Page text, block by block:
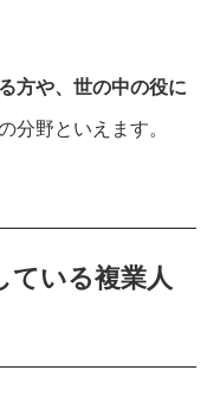
方や、世の中の役に
分野といえます。
ている複業人